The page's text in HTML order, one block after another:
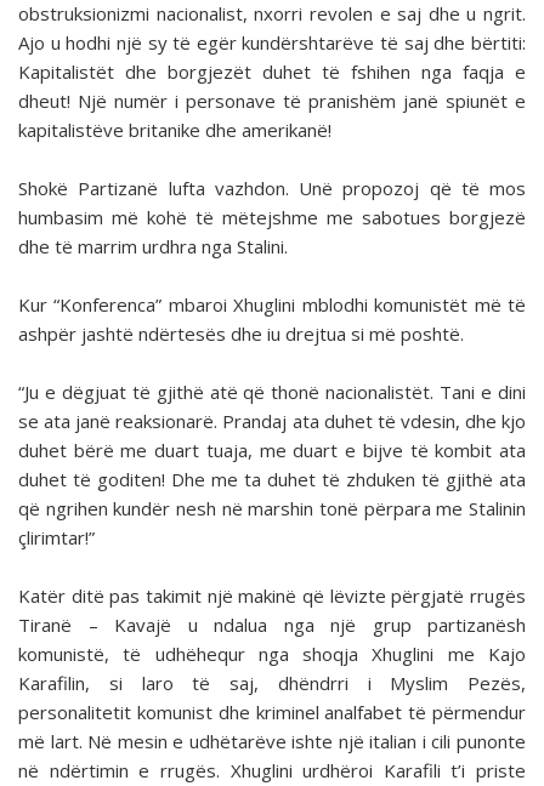
obstruksionizmi nacionalist, nxorri revolen e saj dhe u ngrit.
Ajo u hodhi një sy të egër kundërshtarëve të saj dhe bërtiti:
Kapitalistët dhe borgjezët duhet të fshihen nga faqja e
dheut! Një numër i personave të pranishëm janë spiunët e
kapitalistëve britanike dhe amerikanë!
Shokë Partizanë lufta vazhdon. Unë propozoj që të mos
humbasim më kohë të mëtejshme me sabotues borgjezë
dhe të marrim urdhra nga Stalini.
Kur “Konferenca” mbaroi Xhuglini mblodhi komunistët më të
ashpër jashtë ndërtesës dhe iu drejtua si më poshtë.
“Ju e dëgjuat të gjithë atë që thonë nacionalistët. Tani e dini
se ata janë reaksionarë. Prandaj ata duhet të vdesin, dhe kjo
duhet bërë me duart tuaja, me duart e bijve të kombit ata
duhet të goditen! Dhe me ta duhet të zhduken të gjithë ata
që ngrihen kundër nesh në marshin tonë përpara me Stalinin
çlirimtar!”
Katër ditë pas takimit një makinë që lëvizte përgjatë rrugës
Tiranë – Kavajë u ndalua nga një grup partizanësh
komunistë, të udhëhequr nga shoqja Xhuglini me Kajo
Karafilin, si laro të saj, dhëndrri i Myslim Pezës,
personalitetit komunist dhe kriminel analfabet të përmendur
më lart. Në mesin e udhëtarëve ishte një italian i cili punonte
në ndërtimin e rrugës. Xhuglini urdhëroi Karafili t’i priste